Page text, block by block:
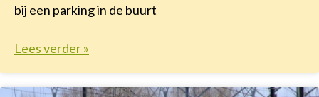
bij een parking in de buurt
Lees verder »